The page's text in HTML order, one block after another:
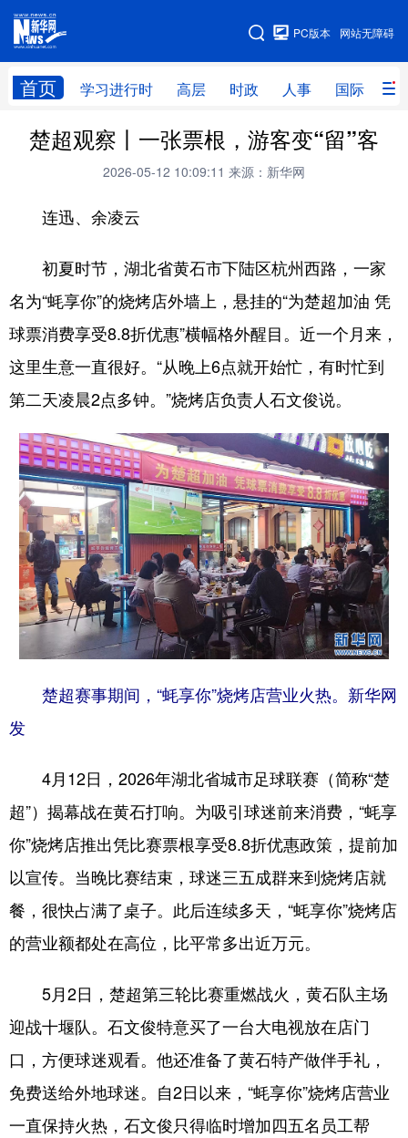
网站无障碍
PC版本
首页 学习进行时 高层 时政 人事 国际 财
网站地图
学习进行时 高层 时政 人事
财经 网评
台湾 思客智库
文化 书画 健康 军事
访谈 视频 图片 政务
法律 中央文件 金融 汽车
食品 人居 信息化 数字经济
学术中国 乡村振兴 银龄 溯源中国
城市 旅游 能源 会展
彩票 娱乐 时尚 悦读
公益 一带一路 亚太网 上市公司
文化产业
地方频道
北京 天津 河北 山西
浙江 安徽 福建 江西
山东 河南 湖北 湖南
四川 贵州 云南 西藏
陕西 甘肃 青海
English Español Français عربى
Русский язык 日本語 한국어
楚超观察丨一张票根，游客变“留”客
2026-05-12 10:09:11 来源：新华网
连迅、余凌云
初夏时节，湖北省黄石市下陆区杭州西路，一家
名为“蚝享你”的烧烤店外墙上，悬挂的“为楚超加油 凭
球票消费享受8.8折优惠”横幅格外醒目。近一个月来，
这里生意一直很好。“从晚上6点就开始忙，有时忙到
第二天凌晨2点多钟。”烧烤店负责人石文俊说。
楚超赛事期间，“蚝享你”烧烤店营业火热。新华网
发
4月12日，2026年湖北省城市足球联赛（简称“楚
超”）揭幕战在黄石打响。为吸引球迷前来消费，“蚝享
你”烧烤店推出凭比赛票根享受8.8折优惠政策，提前加
以宣传。当晚比赛结束，球迷三五成群来到烧烤店就
餐，很快占满了桌子。此后连续多天，“蚝享你”烧烤店
的营业额都处在高位，比平常多出近万元。
5月2日，楚超第三轮比赛重燃战火，黄石队主场
迎战十堰队。石文俊特意买了一台大电视放在店门
口，方便球迷观看。他还准备了黄石特产做伴手礼，
免费送给外地球迷。自2日以来，“蚝享你”烧烤店营业
一直保持火热，石文俊只得临时增加四五名员工帮